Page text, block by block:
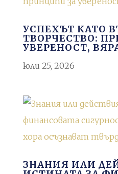
УСПЕХЪТ КАТО
ТВОРЧЕСТВО:
УВЕРЕНОСТ,
юли 25, 2026
ЗНАНИЯ ИЛИ